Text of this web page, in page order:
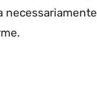
necessariamente